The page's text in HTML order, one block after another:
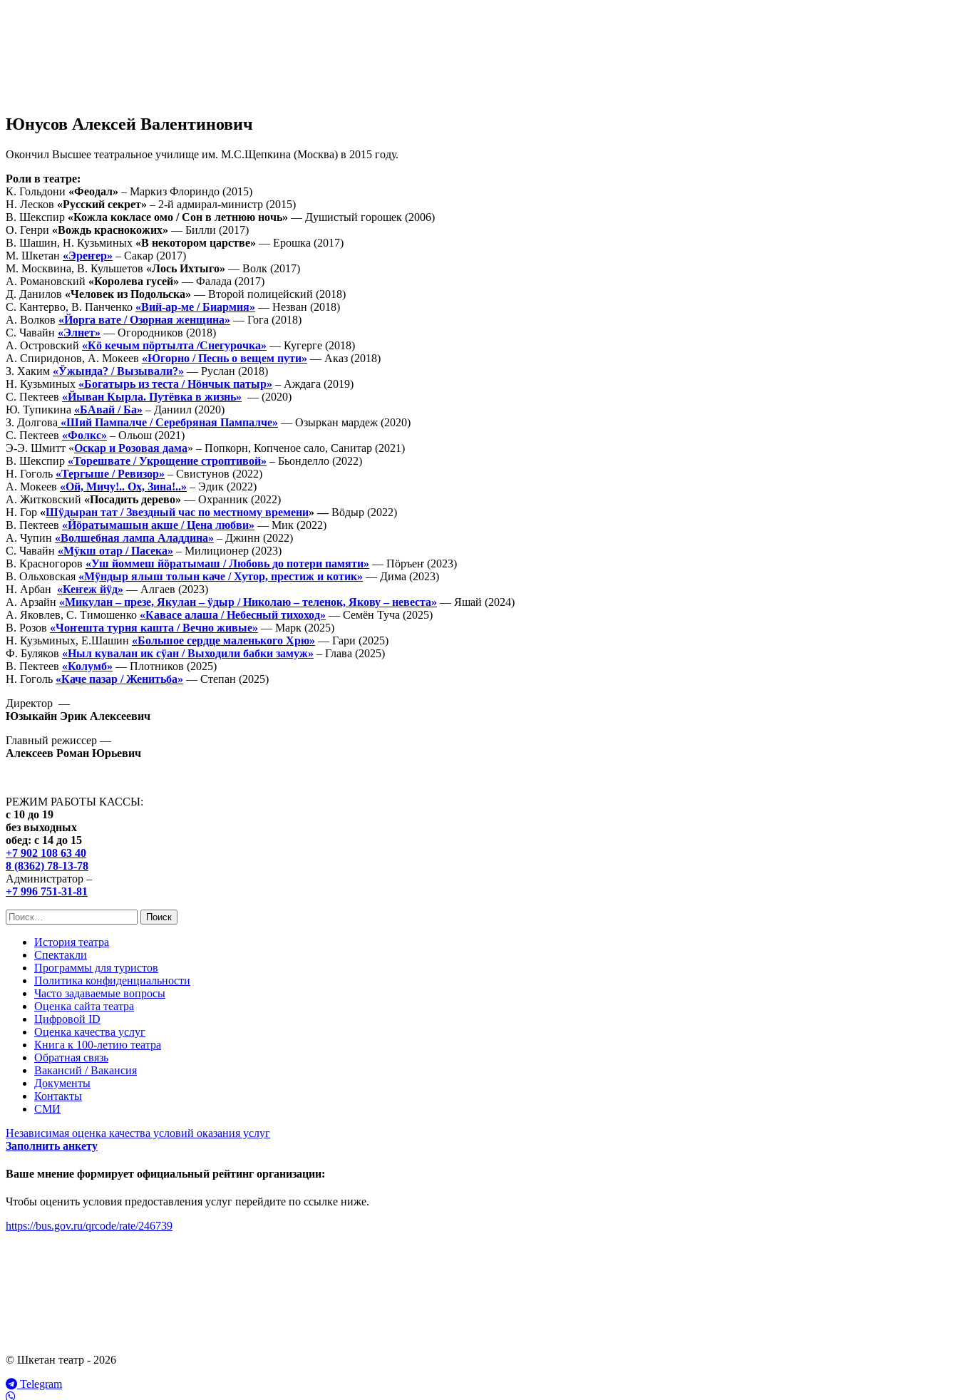
Юнусов Алексей Валентинович
Окончил Высшее театральное училище им. М.С.Щепкина (Москва) в 2015 году.
Роли в театре:
К. Гольдони «Феодал» – Маркиз Флориндо (2015)
Н. Лесков «Русский секрет» – 2-й адмирал-министр (2015)
В. Шекспир «Кожла кокласе омо / Сон в летнюю ночь» — Душистый горошек (2006)
О. Генри «Вождь краснокожих» — Билли (2017)
В. Шашин, Н. Кузьминых «В некотором царстве» — Ерошка (2017)
М. Шкетан «Эреҥер» – Сакар (2017)
М. Москвина, В. Кульшетов «Лось Ихтыго» — Волк (2017)
А. Романовский «Королева гусей» — Фалада (2017)
Д. Данилов «Человек из Подольска» — Второй полицейский (2018)
С. Кантерво, В. Панченко «Вий-ар-ме / Биармия» — Незван (2018)
А. Волков «Йорга вате / Озорная женщина» — Гога (2018)
С. Чавайн «Элнет» — Огородников (2018)
А. Островский «Кӧ кечым пӧртылта /Снегурочка» — Кугерге (2018)
А. Спиридонов, А. Мокеев «Югорно / Песнь о вещем пути» — Аказ (2018)
З. Хаким «Ӱжында? / Вызывали?» — Руслан (2018)
Н. Кузьминых «Богатырь из теста / Нӧнчык патыр» – Аждага (2019)
С. Пектеев «Йыван Кырла. Путёвка в жизнь» — (2020)
Ю. Тупикина «БАвай / Ба» – Даниил (2020)
З. Долгова «Ший Пампалче / Серебряная Пампалче» — Озыркан мардеж (2020)
С. Пектеев «Фолкс» – Ольош (2021)
Э-Э. Шмитт «Оскар и Розовая дама» – Попкорн, Копченое сало, Санитар (2021)
В. Шекспир «Торешвате / Укрощение строптивой» – Бьонделло (2022)
Н. Гоголь «Тергыше / Ревизор» – Свистунов (2022)
А. Мокеев «Ой, Мичу!.. Ох, Зина!..» – Эдик (2022)
А. Житковский «Посадить дерево» — Охранник (2022)
Н. Гор «Шӱдыран тат / Звездный час по местному времени» —Вӧдыр (2022)
В. Пектеев «Йӧратымашын акше / Цена любви» — Мик (2022)
А. Чупин «Волшебная лампа Аладдина» – Джинн (2022)
С. Чавайн «Мӱкш отар / Пасека» – Милиционер (2023)
В. Красногоров «Уш йоммеш йӧратымаш / Любовь до потери памяти» — Пӧръеҥ (2023)
В. Ольховская «Мӱндыр ялыш толын каче / Хутор, престиж и котик» — Дима (2023)
Н. Арбан «Кеҥеж йӱд» — Алгаев (2023)
А. Арзайн «Микулан – презе, Якулан – ӱдыр / Николаю – теленок, Якову – невеста» — Яшай (2024)
А. Яковлев, С. Тимошенко «Кавасе алаша / Небесный тихоход» — Семён Туча (2025)
В. Розов «Чоҥешта турня кашта / Вечно живые» — Марк (2025)
Н. Кузьминых, Е.Шашин «Большое сердце маленького Хрю» — Гари (2025)
Ф. Буляков «Ныл кувалан ик сӱан / Выходили бабки замуж» – Глава (2025)
В. Пектеев «Колумб» — Плотников (2025)
Н. Гоголь «Каче пазар / Женитьба» — Степан (2025)
Директор —
Юзыкайн Эрик Алексеевич
Главный режиссер —
Алексеев Роман Юрьевич
РЕЖИМ РАБОТЫ КАССЫ:
с 10 до 19
без выходных
обед: с 14 до 15
+7 902 108 63 40
8 (8362) 78-13-78
Администратор –
+7 996 751-31-81
Найти:
История театра
Спектакли
Программы для туристов
Политика конфиденциальности
Часто задаваемые вопросы
Оценка сайта театра
Цифровой ID
Оценка качества услуг
Книга к 100-летию театра
Обратная связь
Вакансий / Вакансия
Документы
Контакты
СМИ
Независимая оценка качества условий оказания услуг
Заполнить анкету
Ваше мнение формирует официальный рейтинг организации:
Чтобы оценить условия предоставления услуг перейдите по ссылке ниже.
https://bus.gov.ru/qrcode/rate/246739
© Шкетан театр - 2026
Telegram